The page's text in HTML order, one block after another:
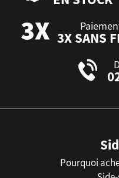
3X SANS
Pourquoi